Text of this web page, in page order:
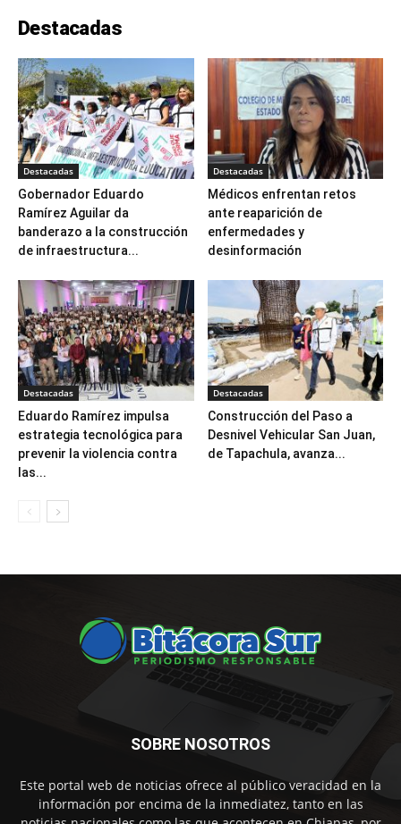
Destacadas
Destacadas
Gobernador Eduardo
Ramírez Aguilar da
banderazo a la construcción
de infraestructura...
Destacadas
Médicos enfrentan retos
ante reaparición de
enfermedades y
desinformación
Destacadas
Eduardo Ramírez impulsa
estrategia tecnológica para
prevenir la violencia contra
las...
Destacadas
Construcción del Paso a
Desnivel Vehicular San Juan,
de Tapachula, avanza...
SOBRE NOSOTROS
Este portal web de noticias ofrece al público veracidad en la
información por encima de la inmediatez, tanto en las